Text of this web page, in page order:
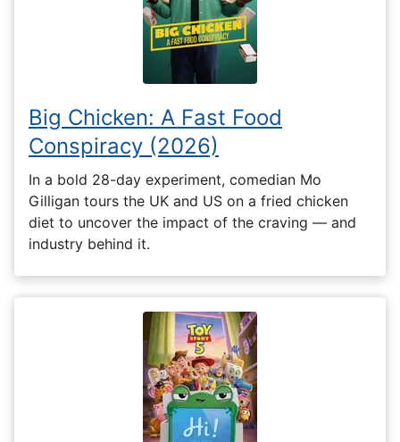
Big Chicken: A Fast Food
Conspiracy (2026)
In a bold 28-day experiment, comedian Mo
Gilligan tours the UK and US on a fried chicken
diet to uncover the impact of the craving — and
industry behind it.